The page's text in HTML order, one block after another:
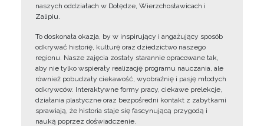
naszych oddziałach w Dołędze, Wierzchosławicach i
Zalipiu.
To doskonała okazja, by w inspirujący i angażujący sposób
odkrywać historię, kulturę oraz dziedzictwo naszego
regionu. Nasze zajęcia zostały starannie opracowane tak,
aby nie tylko wspierały realizację programu nauczania, ale
również pobudzały ciekawość, wyobraźnię i pasję młodych
odkrywców. Interaktywne formy pracy, ciekawe prelekcje,
działania plastyczne oraz bezpośredni kontakt z zabytkami
sprawiają, że historia staje się fascynującą przygodą i
nauką poprzez doświadczenie.